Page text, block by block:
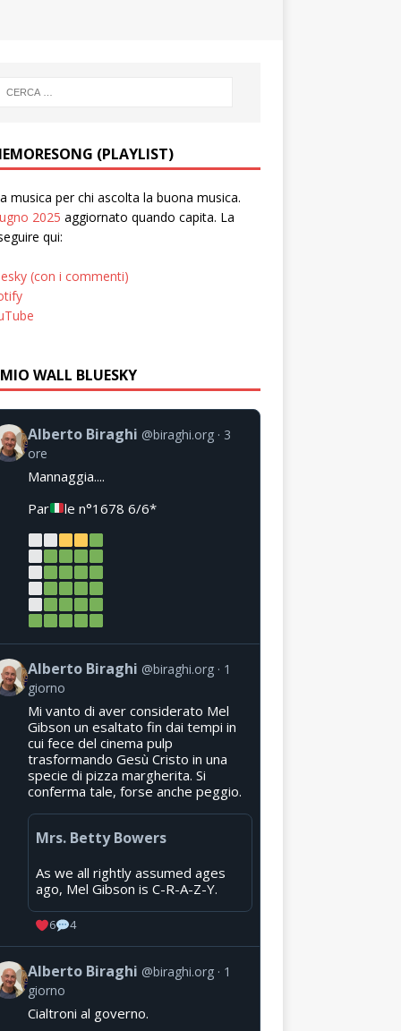
(PLAYLIST)
musica per chi ascolta la buona musica.
2025 aggiornato quando capita. La
qui:
(con i commenti)
WALL BLUESKY
Alberto Biraghi @biraghi.org
3
ore
Mannaggia....
Par
le n°1678 6/6*
Alberto Biraghi @biraghi.org
1
giorno
Mi vanto di aver considerato Mel
Gibson un esaltato fin dai tempi in
cui fece del cinema pulp
trasformando Gesù Cristo in una
specie di pizza margherita. Si
conferma tale, forse anche peggio.
Mrs. Betty Bowers
As we all rightly assumed ages
ago, Mel Gibson is C-R-A-Z-Y.
6 4
Alberto Biraghi @biraghi.org
1
giorno
Cialtroni al governo.